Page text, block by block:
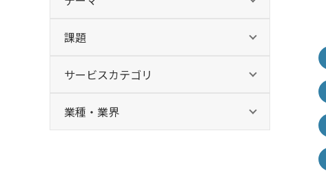
課題
サービスカテゴリ
業種・業界